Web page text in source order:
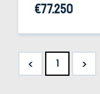
€77.250
< 1 >